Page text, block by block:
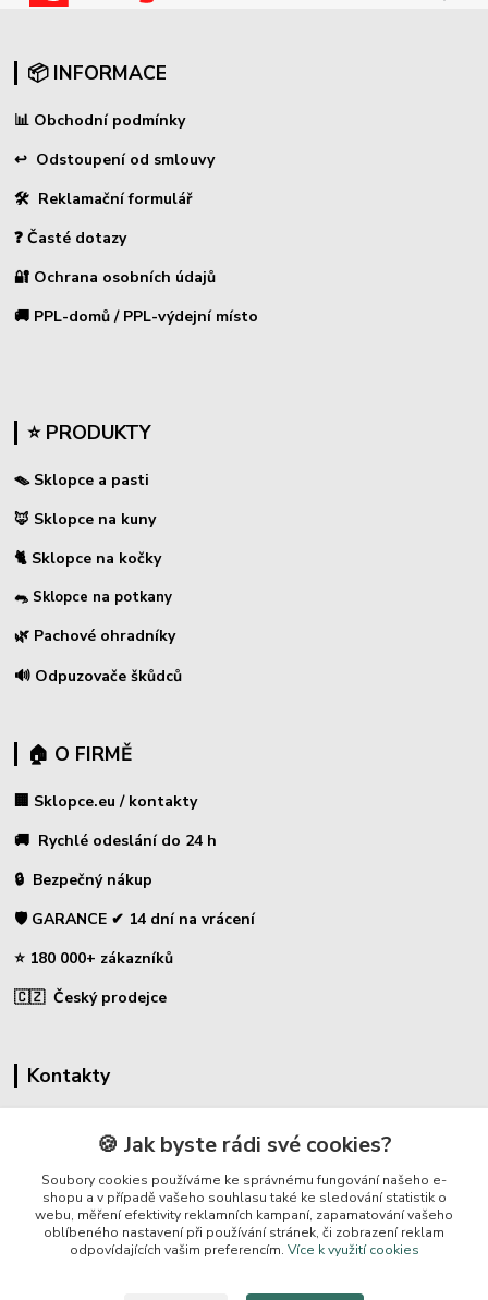
📦 INFORMACE
📊 Obchodní podmínky
↩ Odstoupení od smlouvy
🛠 Reklamační formulář
❓ Časté dotazy
🔐 Ochrana osobních údajů
🚚 PPL-domů / PPL-výdejní místo
⭐ PRODUKTY
🪤 Sklopce a pasti
🦊 Sklopce na kuny
🐈 Sklopce na kočky
🐀 Sklopce na potkany
🌿 Pachové ohradníky
🔊 Odpuzovače škůdců
🏠 O FIRMĚ
🏢 Sklopce.eu / kontakty
🚚 Rychlé odeslání do 24 h
🔒 Bezpečný nákup
🛡️ GARANCE ✔ 14 dní na vrácení
⭐ 180 000+ zákazníků
🇨🇿 Český prodejce
Kontakty
🛡️ Zákaznická podpora
📞 728 007 997
⏰ Po-Pá | 7:00 - 13:30 |
info@repulse.cz
🍪 Jak byste rádi své cookies?
Soubory cookies používáme ke správnému fungování našeho e-
shopu a v případě vašeho souhlasu také ke sledování statistik o
webu, měření efektivity reklamních kampaní, zapamatování vašeho
oblíbeného nastavení při používání stránek, či zobrazení reklam
odpovídajících vašim preferencím. Více k využití cookies